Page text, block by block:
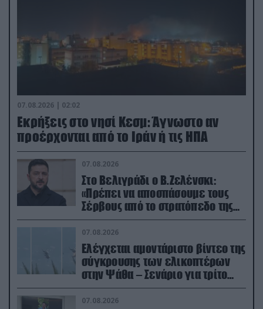
07.08.2026 | 02:02
Εκρήξεις στο νησί Κεσμ: Άγνωστο αν
προέρχονται από το Ιράν ή τις ΗΠΑ
07.08.2026
Στο Βελιγράδι ο Β.Ζελένσκι:
«Πρέπει να αποσπάσουμε τους
Σέρβους από το στρατόπεδο της
Ρωσίας»
07.08.2026
Ελέγχεται αμοντάριστο βίντεο της
σύγκρουσης των ελικοπτέρων
στην Ψάθα – Σενάριο για τρίτο
ελικόπτερο
07.08.2026